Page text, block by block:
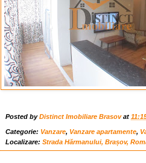
Posted byDistinct Imobiliare Brasov at
Categorie: Vanzare, Vanzare apartamente,
Localizare: Strada Hărmanului, Brașov,